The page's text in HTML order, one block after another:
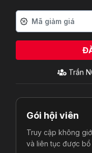
Gói hội viên
Truy cập không
và liên tục được bổ